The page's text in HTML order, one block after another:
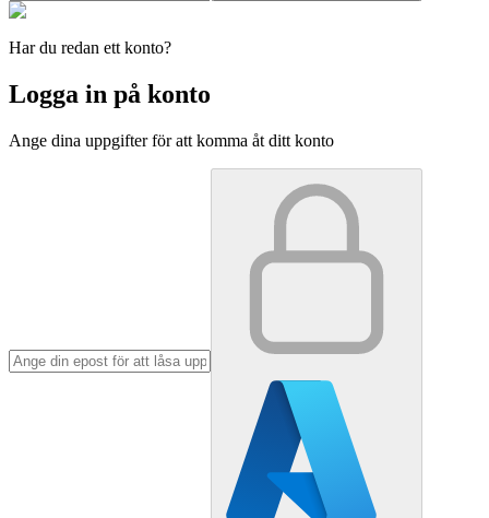
Har du redan ett konto?
Logga in på konto
Ange dina uppgifter för att komma åt ditt konto